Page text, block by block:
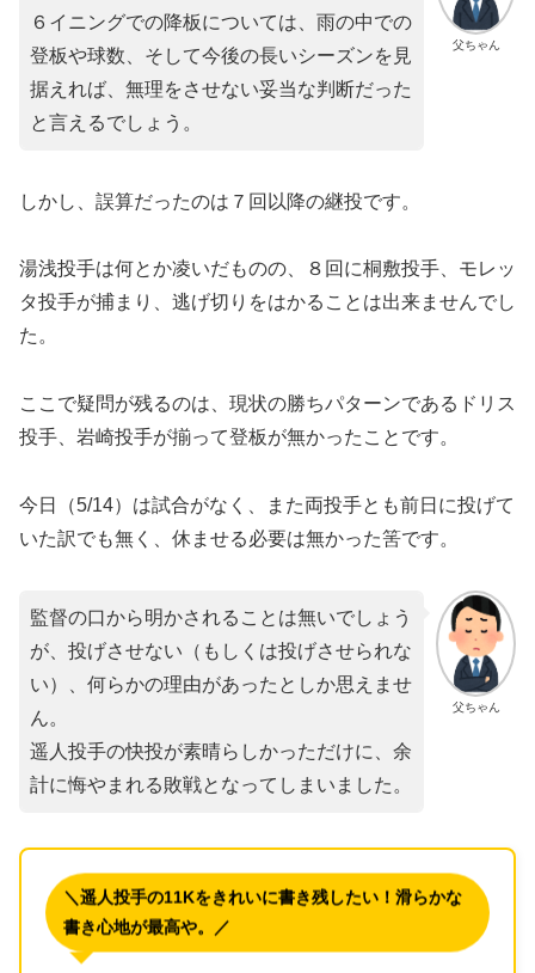
父ちゃん
​６イニングでの降板については、雨の中での
登板や球数、そして今後の長いシーズンを見
据えれば、無理をさせない妥当な判断だった
と言えるでしょう。
​しかし、誤算だったのは７回以降の継投です。
湯浅投手は何とか凌いだものの、８回に桐敷投手、モレッ
タ投手が捕まり、逃げ切りをはかることは出来ませんでし
た。
​ここで疑問が残るのは、現状の勝ちパターンであるドリス
投手、岩崎投手が揃って登板が無かったことです。
今日（5/14）は試合がなく、また両投手とも前日に投げて
いた訳でも無く、休ませる必要は無かった筈です。
父ちゃん
監督の口から明かされることは無いでしょう
が、投げさせない（もしくは投げさせられな
い）、何らかの理由があったとしか思えませ
ん。
遥人投手の快投が素晴らしかっただけに、余
計に悔やまれる敗戦となってしまいました。
＼遥人投手の11Kをきれいに書き残したい！滑らかな
書き心地が最高や。／